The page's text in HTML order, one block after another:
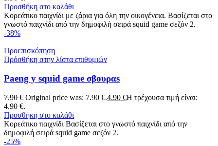
Προσθήκη στο καλάθι
Κορεάτικο παιχνίδι με ζάρια για όλη την οικογένεια. Βασίζεται στο
γνωστό παιχνίδι από την δημοφιλή σειρά squid game σεζόν 2.
-38%
Προεπισκόπηση
Πρόσθήκη στην λίστα επιθυμιών
Paeng y squid game σβουραs
7.90€ Original price was: 7.90 €.4.90 €Η τρέχουσα τιμή είναι:
4.90 €.
Προσθήκη στο καλάθι
Κορεάτικο παιχνίδι Βασίζεται στο γνωστό παιχνίδι από την
δημοφιλή σειρά squid game σεζόν 2.
-25%